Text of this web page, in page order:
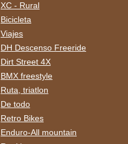
XC - Rural
Bicicleta
Viajes
DH Descenso Freeride
Dirt Street 4X
BMX freestyle
Ruta, triatlon
De todo
Retro Bikes
Enduro-All mountain